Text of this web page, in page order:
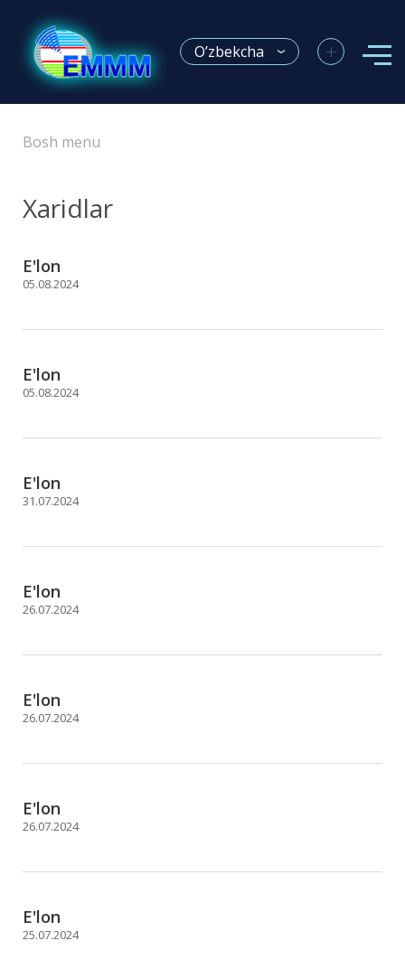
O’zbekcha +
Bosh menu
Xaridlar
E'lon
05.08.2024
E'lon
05.08.2024
E'lon
31.07.2024
E'lon
26.07.2024
E'lon
26.07.2024
E'lon
26.07.2024
E'lon
25.07.2024